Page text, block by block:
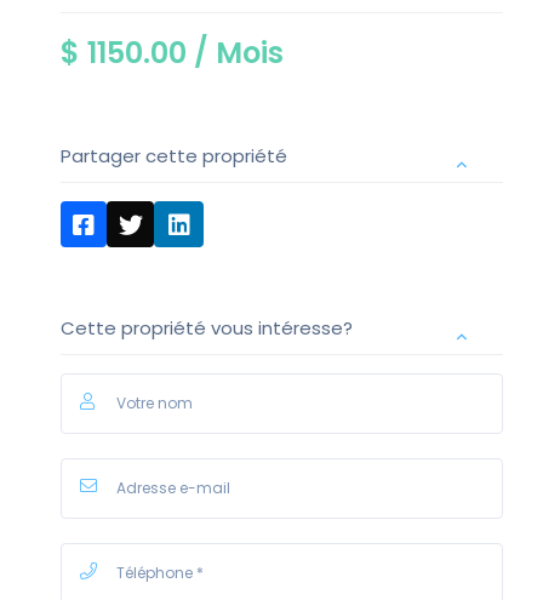
$ 1150.00 / Mois
Partager cette propriété
Cette propriété vous intéresse?